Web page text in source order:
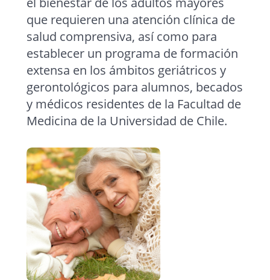
que requieren una atención clínica de
salud comprensiva, así como para
establecer un programa de formación
extensa en los ámbitos geriátricos y
gerontológicos para alumnos, becados
y médicos residentes de la Facultad de
Medicina de la Universidad de Chile.